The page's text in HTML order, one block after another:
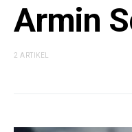
Armin
2 ARTIKEL